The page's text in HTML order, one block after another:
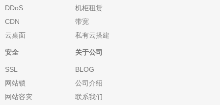
DDoS
CDN
云桌面
机柜租赁
带宽
私有云搭建
安全
SSL
网站锁
网站容灾
关于公司
BLOG
公司介绍
联系我们